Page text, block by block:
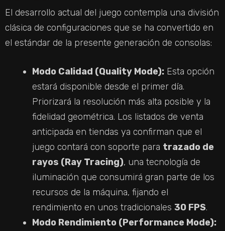
El desarrollo actual del juego contempla una división
clásica de configuraciones que se ha convertido en
el estándar de la presente generación de consolas:
Modo Calidad (Quality Mode): Esta opción
estará disponible desde el primer día.
Priorizará la resolución más alta posible y la
fidelidad geométrica. Los listados de venta
anticipada en tiendas ya confirman que el
juego contará con soporte para trazado de
rayos (Ray Tracing), una tecnología de
iluminación que consumirá gran parte de los
recursos de la máquina, fijando el
rendimiento en unos tradicionales 30 FPS.
Modo Rendimiento (Performance Mode):